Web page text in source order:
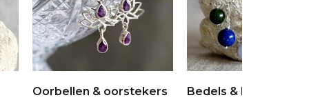
Oorbellen & oorstekers Bedels & broches